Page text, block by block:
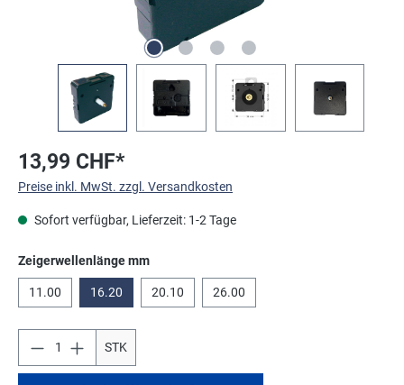
13,99 CHF*
Preise inkl. MwSt. zzgl. Versandkosten
Sofort verfügbar, Lieferzeit: 1-2 Tage
Zeigerwellenlänge mmauswählen
11.00 16.20 20.10 26.00
STK